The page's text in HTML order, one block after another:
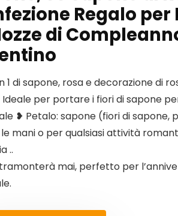
Regalo per
di
1 di sapone, rosa e decorazione di
Ideale per portare i fiori di sapone
❥ Petalo: sapone (fiori di sapone,
mani o per qualsiasi attività
..
mai, perfetto per